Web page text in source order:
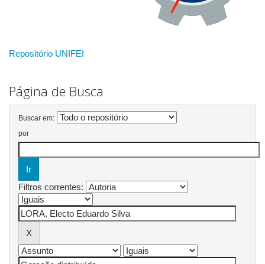
Repositório UNIFEI
Página de Busca
Buscar em:
por
Filtros correntes: